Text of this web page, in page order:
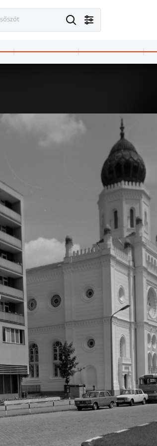
1970 · Budapest V.
Hotel Duna Intercontinental.
Budapest II.
44., a BÁNYATERV (Bányászati Tervező Intézet) székháza (később a Fővárosi Törvényszék Gazdasági Kollégiuma).
1970 ·
Hűvösvölgyi út (Vörös Hadsereg útja) 54. a
a Gemini együttes.
1970 · Budapest XI. · Gellérthegy
Citadella.